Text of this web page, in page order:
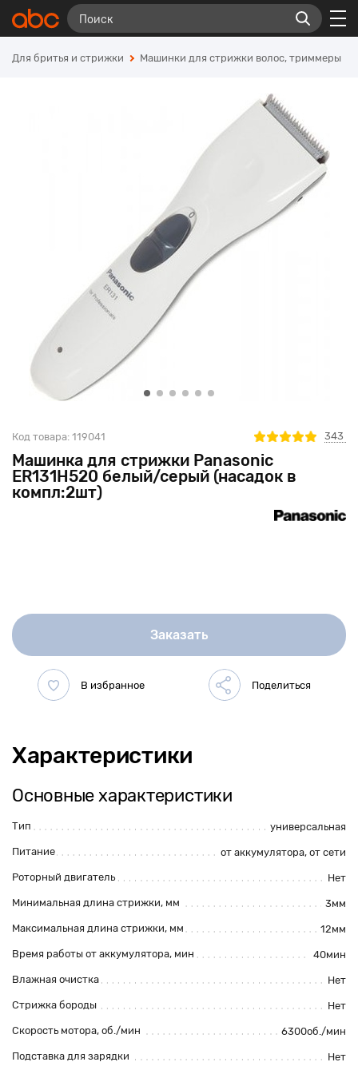
Для бритья и стрижки Машинки для стрижки волос, триммеры
Машинка для стрижки Panasonic
ER131H520 белый/серый (насадок в
компл:2шт)
Код товара: 119041 343
Заказать
Характеристики
Основные характеристики
Тип универсальная
Питание от аккумулятора, от сети
Роторный двигатель Нет
Минимальная длина стрижки, мм 3мм
Максимальная длина стрижки, мм 12мм
Время работы от аккумулятора, мин 40мин
Влажная очистка Нет
Стрижка бороды Нет
Скорость мотора, об./мин 6300об./мин
Подставка для зарядки Нет